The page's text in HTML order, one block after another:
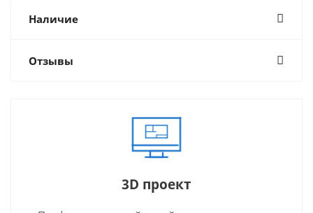
Наличие
Отзывы
3D проект